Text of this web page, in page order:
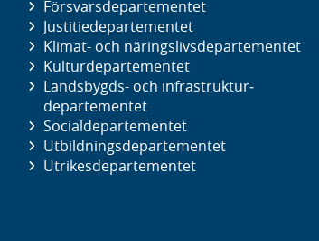
Försvars­departementet
Justitie­departementet
Klimat- och näringslivs­departementet
Kultur­departementet
Landsbygds- och infrastruktur­
departementet
Social­departementet
Utbildnings­departementet
Utrikes­departementet